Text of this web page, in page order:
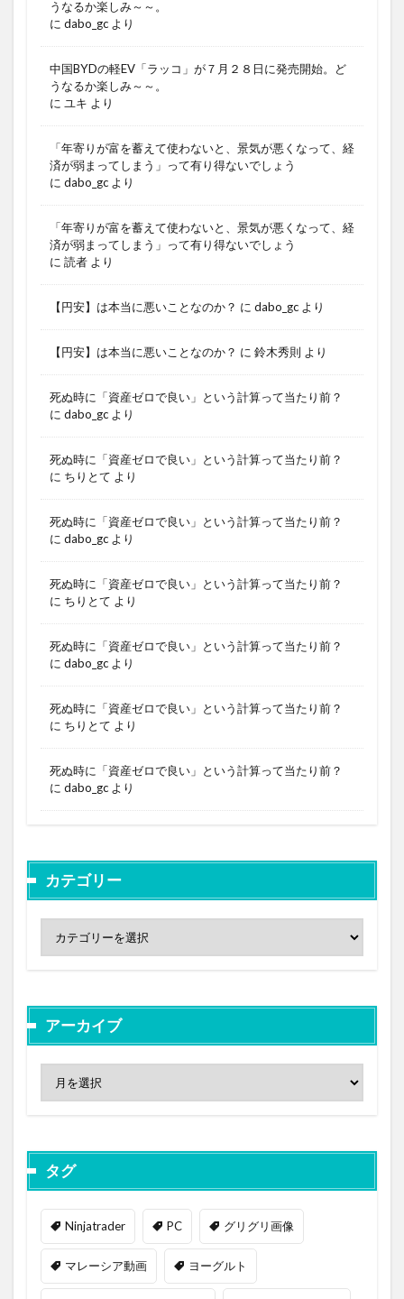
うなるか楽しみ～～。
に dabo_gc より
中国BYDの軽EV「ラッコ」が７月２８日に発売開始。ど
うなるか楽しみ～～。
に ユキ より
「年寄りが富を蓄えて使わないと、景気が悪くなって、経
済が弱まってしまう」って有り得ないでしょう
に dabo_gc より
「年寄りが富を蓄えて使わないと、景気が悪くなって、経
済が弱まってしまう」って有り得ないでしょう
に 読者 より
【円安】は本当に悪いことなのか？ に dabo_gc より
【円安】は本当に悪いことなのか？ に 鈴木秀則 より
死ぬ時に「資産ゼロで良い」という計算って当たり前？
に dabo_gc より
死ぬ時に「資産ゼロで良い」という計算って当たり前？
に ちりとて より
死ぬ時に「資産ゼロで良い」という計算って当たり前？
に dabo_gc より
死ぬ時に「資産ゼロで良い」という計算って当たり前？
に ちりとて より
死ぬ時に「資産ゼロで良い」という計算って当たり前？
に dabo_gc より
死ぬ時に「資産ゼロで良い」という計算って当たり前？
に ちりとて より
死ぬ時に「資産ゼロで良い」という計算って当たり前？
に dabo_gc より
カテゴリー
アーカイブ
タグ
Ninjatrader PC グリグリ画像
マレーシア動画 ヨーグルト